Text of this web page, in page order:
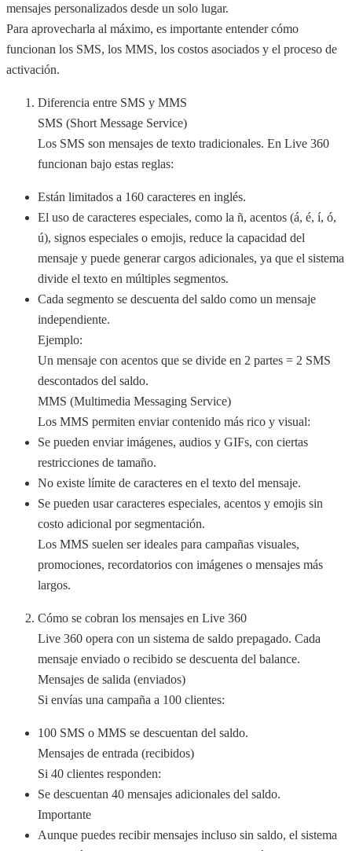
mensajes personalizados desde un solo lugar.
Para aprovecharla al máximo, es importante entender cómo
funcionan los SMS, los MMS, los costos asociados y el proceso de
activación.
Diferencia entre SMS y MMS
SMS (Short Message Service)
Los SMS son mensajes de texto tradicionales. En Live 360
funcionan bajo estas reglas:
Están limitados a 160 caracteres en inglés.
El uso de caracteres especiales, como la ñ, acentos (á, é, í, ó,
ú), signos especiales o emojis, reduce la capacidad del
mensaje y puede generar cargos adicionales, ya que el sistema
divide el texto en múltiples segmentos.
Cada segmento se descuenta del saldo como un mensaje
independiente.
Ejemplo:
Un mensaje con acentos que se divide en 2 partes = 2 SMS
descontados del saldo.
MMS (Multimedia Messaging Service)
Los MMS permiten enviar contenido más rico y visual:
Se pueden enviar imágenes, audios y GIFs, con ciertas
restricciones de tamaño.
No existe límite de caracteres en el texto del mensaje.
Se pueden usar caracteres especiales, acentos y emojis sin
costo adicional por segmentación.
Los MMS suelen ser ideales para campañas visuales,
promociones, recordatorios con imágenes o mensajes más
largos.
Cómo se cobran los mensajes en Live 360
Live 360 opera con un sistema de saldo prepagado. Cada
mensaje enviado o recibido se descuenta del balance.
Mensajes de salida (enviados)
Si envías una campaña a 100 clientes:
100 SMS o MMS se descuentan del saldo.
Mensajes de entrada (recibidos)
Si 40 clientes responden:
Se descuentan 40 mensajes adicionales del saldo.
Importante
Aunque puedes recibir mensajes incluso sin saldo, el sistema